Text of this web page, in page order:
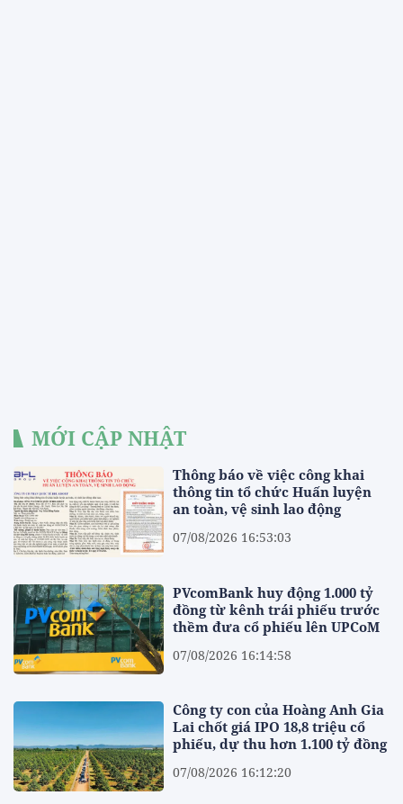
MỚI CẬP NHẬT
Thông báo về việc công khai
thông tin tổ chức Huấn luyện
an toàn, vệ sinh lao động
07/08/2026 16:53:03
PVcomBank huy động 1.000 tỷ
đồng từ kênh trái phiếu trước
thềm đưa cổ phiếu lên UPCoM
07/08/2026 16:14:58
Công ty con của Hoàng Anh Gia
Lai chốt giá IPO 18,8 triệu cổ
phiếu, dự thu hơn 1.100 tỷ đồng
07/08/2026 16:12:20